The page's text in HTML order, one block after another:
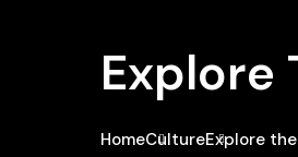
Explore
HomeCultureExplore